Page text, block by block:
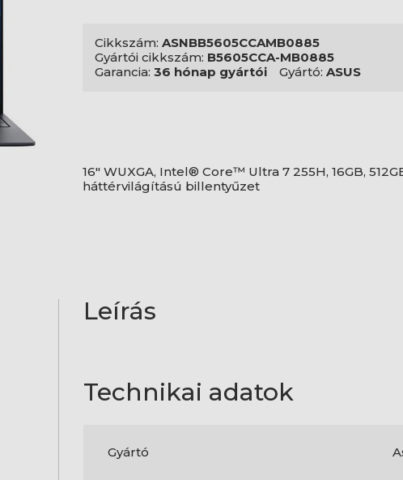
Cikkszám: ASNBB5605CCAMB0885
Gyártói cikkszám: B5605CCA-MB0885
Garancia: 36 hónap gyártói Gyártó: ASUS
16" WUXGA, Intel® Core™ Ultra 7 255H, 16GB,
háttérvilágítású billentyűzet
Leírás
Technikai adatok
Gyártó